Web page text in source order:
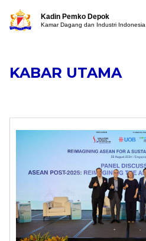
Kadin Pemko Depok
Kamar Dagang dan Industri Indonesia
KABAR UTAMA